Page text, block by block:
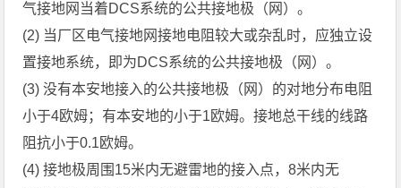
气接地网当着DCS系统的公共接地极（网）。
(2) 当厂区电气接地网接地电阻较大或杂乱时，应独立设
置接地系统，即为DCS系统的公共接地极（网）。
(3) 没有本安地接入的公共接地极（网）的对地分布电阻
小于4欧姆；有本安地的小于1欧姆。接地总干线的线路
阻抗小于0.1欧姆。
(4) 接地极周围15米内无避雷地的接入点，8米内无